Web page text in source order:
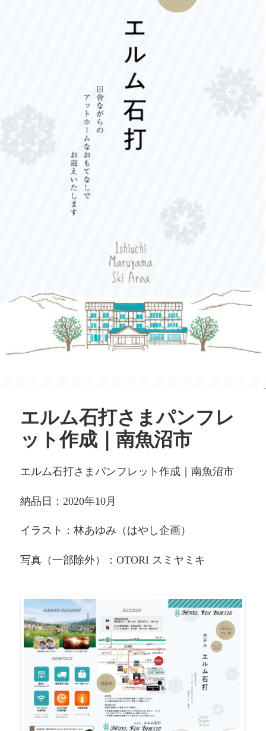
エルム石打さまパンフレ
ット作成｜南魚沼市
エルム石打さまパンフレット作成｜南魚沼市
納品日：2020年10月
イラスト：林あゆみ（はやし企画）
写真（一部除外）：OTORI スミヤミキ